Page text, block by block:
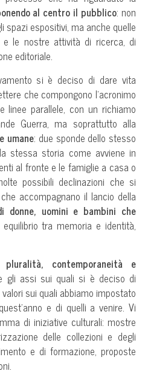
al centro il pubblico: non
spazi espositivi, ma anche quelle
le nostre attività di ricerca, di
editoriale.
si è deciso di dare vita
che compongono l’acronimo
linee parallele, con un richiamo
Guerra, ma soprattutto alla
umane: due sponde dello stesso
stessa storia come avviene in
al fronte e le famiglie a casa o
possibili declinazioni che si
accompagnano il lancio della
donne, uomini e bambini che
tra memoria e identità,
pluralità, contemporaneità e
gli assi sui quali si è deciso di
sui quali abbiamo impostato
e di quelli a venire. Vi
di iniziative culturali: mostre
delle collezioni e degli
e di formazione, proposte